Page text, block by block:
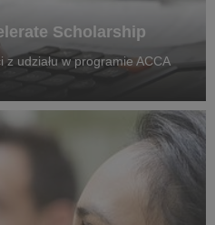
Scholarship
udziału w programie ACCA